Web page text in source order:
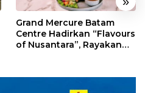
Grand Mercure Batam
Centre Hadirkan “Flavours
of Nusantara”, Rayakan